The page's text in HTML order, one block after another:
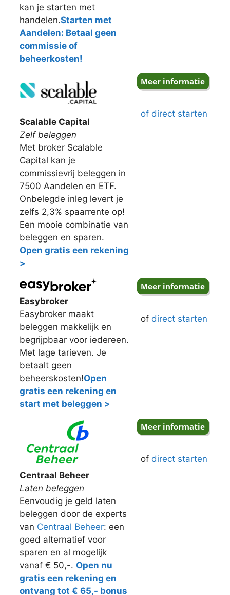
kan je starten met
handelen.Starten met
Aandelen: Betaal geen
commissie of
beheerkosten!
Scalable Capital
Zelf beleggen
Met broker Scalable
Capital kan je
commissievrij beleggen in
7500 Aandelen en ETF.
Onbelegde inleg levert je
zelfs 2,3% spaarrente op!
Een mooie combinatie van
beleggen en sparen.
Open gratis een rekening
>
of direct starten
Easybroker
Easybroker maakt
beleggen makkelijk en
begrijpbaar voor iedereen.
Met lage tarieven. Je
betaalt geen
beheerskosten!Open
gratis een rekening en
start met beleggen >
of direct starten
Centraal Beheer
Laten beleggen
Eenvoudig je geld laten
beleggen door de experts
van Centraal Beheer: een
goed alternatief voor
sparen en al mogelijk
vanaf € 50,-. Open nu
gratis een rekening en
ontvang tot € 65,- bonus
of direct starten